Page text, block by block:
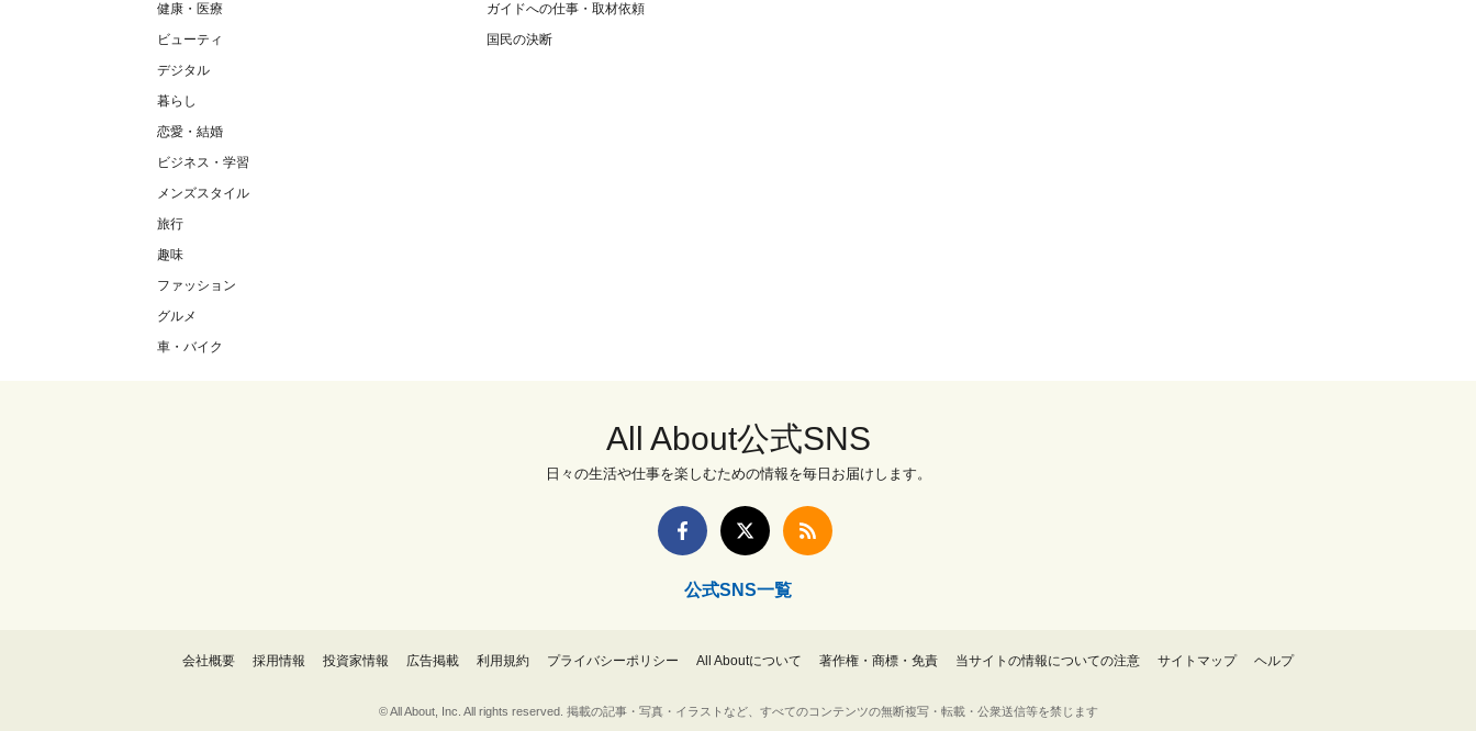
健康・医療
ビューティ
デジタル
暮らし
恋愛・結婚
ビジネス・学習
メンズスタイル
旅行
趣味
ファッション
グルメ
車・バイク
ガイドへの仕事・取材依頼
国民の決断
All About公式SNS
日々の生活や仕事を楽しむための情報を毎日お届けします。
公式SNS一覧
会社概要 採用情報 投資家情報 広告掲載 利用規約 プライバシーポリシー All Aboutについて 著作権・商標・免責 当サイトの情報についての注意 サイトマップ ヘルプ
© All About, Inc. All rights reserved. 掲載の記事・写真・イラストなど、すべてのコンテンツの無断複写・転載・公衆送信等を禁じます